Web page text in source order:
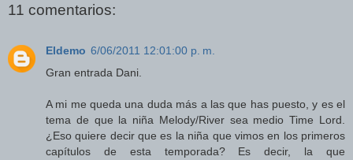
11 comentarios:
Eldemo 6/06/2011 12:01:00 p. m.
Gran entrada Dani.
A mi me queda una duda más a las que has puesto, y es el
tema de que la niña Melody/River sea medio Time Lord.
¿Eso quiere decir que es la niña que vimos en los primeros
capítulos de esta temporada? Es decir, la que